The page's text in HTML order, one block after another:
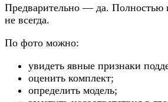
Предварительно — да. Полностью
не всегда.
По фото можно:
увидеть явные признаки
оценить комплект;
определить модель;